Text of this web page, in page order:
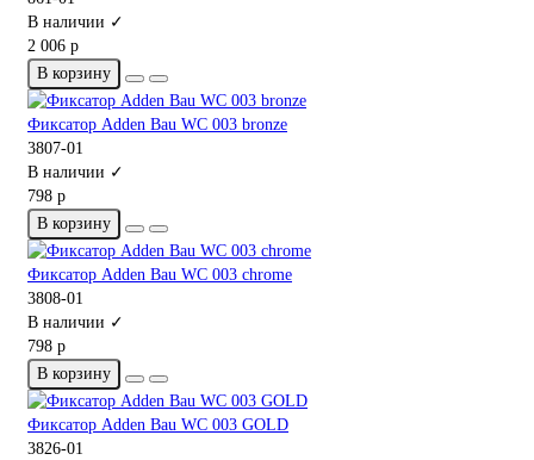
В наличии ✓
2 006 р
В корзину
Фиксатор Adden Bau WC 003 bronze
3807-01
В наличии ✓
798 р
В корзину
Фиксатор Adden Bau WC 003 chrome
3808-01
В наличии ✓
798 р
В корзину
Фиксатор Adden Bau WC 003 GOLD
3826-01